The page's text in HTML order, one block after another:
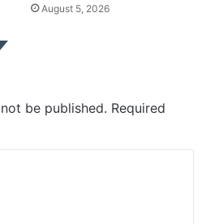
August 5, 2026
be published. Required